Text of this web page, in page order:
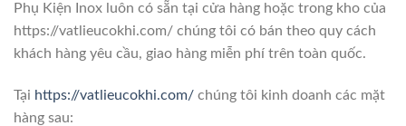
Phụ Kiện Inox luôn có sẵn tại cửa hàng hoặc trong kho của
https://vatlieucokhi.com/ chúng tôi có bán theo quy cách
khách hàng yêu cầu, giao hàng miễn phí trên toàn quốc.
Tại https://vatlieucokhi.com/ chúng tôi kinh doanh các mặt
hàng sau: